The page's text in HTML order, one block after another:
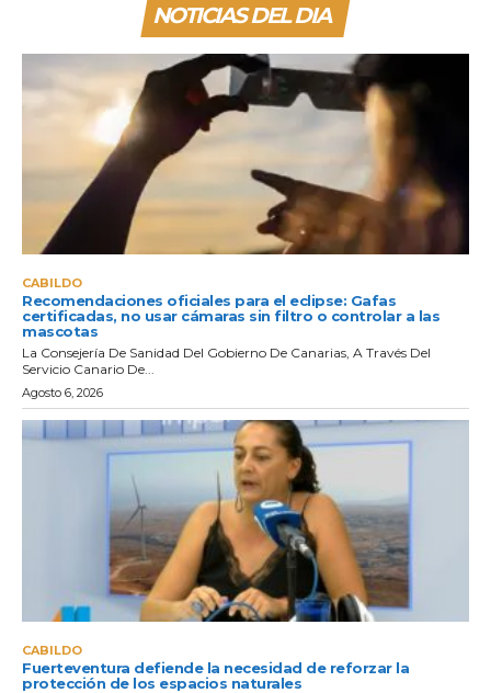
NOTICIAS DEL DIA
CABILDO
Recomendaciones oficiales para el eclipse: Gafas
certificadas, no usar cámaras sin filtro o controlar a las
mascotas
La Consejería De Sanidad Del Gobierno De Canarias, A Través Del
Servicio Canario De...
Agosto 6, 2026
CABILDO
Fuerteventura defiende la necesidad de reforzar la
protección de los espacios naturales